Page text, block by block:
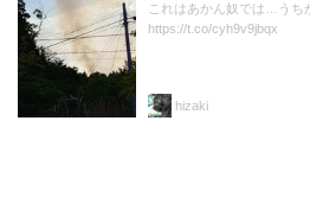
これはあかん奴では…う
https://t.co/cyh9v9jbqx
hizaki